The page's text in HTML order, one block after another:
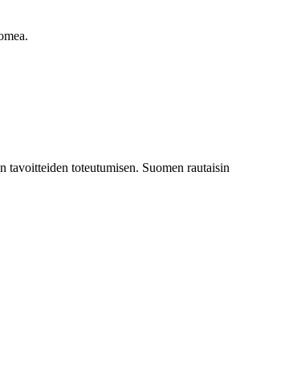
toteutumisen. Suomen rautaisin